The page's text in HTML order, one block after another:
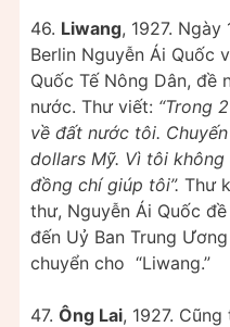
46. Liwang, 1927. Ngày
Berlin Nguyễn Ái Quốc
Quốc Tế Nông Dân, đề
nước. Thư viết: “Trong
về đất nước tôi.
dollars Mỹ. Vì tôi
đồng chí giúp tôi”. Thư
thư, Nguyễn Ái Quốc
đến Uỷ Ban Trung
chuyển cho “Liwang.”
47. Ông Lai, 1927.